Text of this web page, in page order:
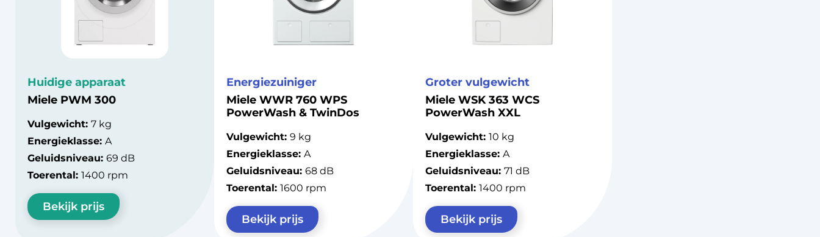
Huidige apparaat
Miele PWM 300
Vulgewicht: 7 kg
Energieklasse: A
Geluidsniveau: 69 dB
Toerental: 1400 rpm
Bekijk prijs
Energiezuiniger
Miele WWR 760 WPS
PowerWash & TwinDos
Vulgewicht: 9 kg
Energieklasse: A
Geluidsniveau: 68 dB
Toerental: 1600 rpm
Bekijk prijs
Groter vulgewicht
Miele WSK 363 WCS
PowerWash XXL
Vulgewicht: 10 kg
Energieklasse: A
Geluidsniveau: 71 dB
Toerental: 1400 rpm
Bekijk prijs